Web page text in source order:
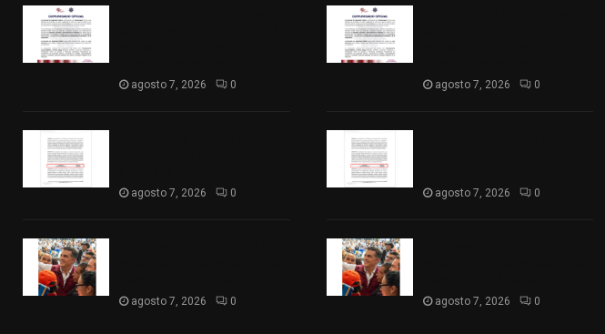
agosto 7, 2026 0
agosto 7, 2026 0
agosto 7, 2026 0
agosto 7, 2026 0
agosto 7, 2026 0
agosto 7, 2026 0